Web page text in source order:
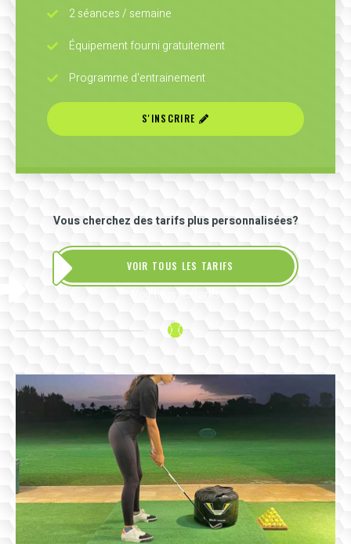
2 séances / semaine
Équipement fourni gratuitement
Programme d'entrainement
S'INSCRIRE
Vous cherchez des tarifs plus personnalisées?
VOIR TOUS LES TARIFS